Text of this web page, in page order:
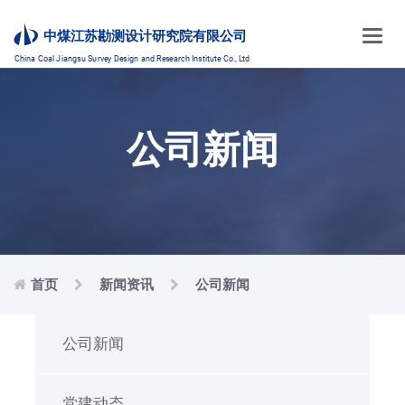
中煤江苏勘测设计研究院有限公司
China Coal Jiangsu Survey Design and Research Institute Co., Ltd
Main
Menu
公司新闻
首页 新闻资讯 公司新闻
公司新闻